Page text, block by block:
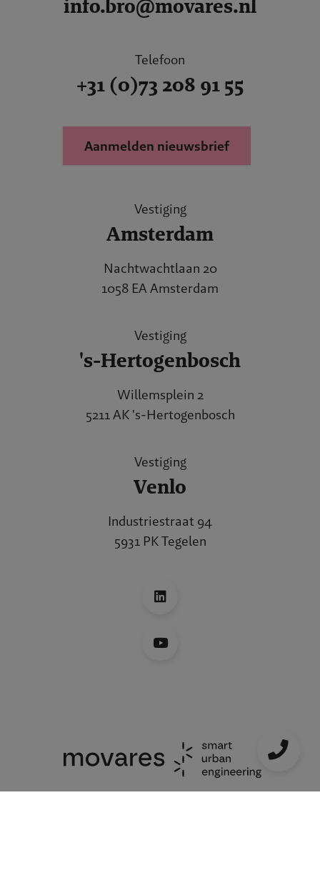
info.bro@movares.nl
Telefoon
+31 (0)73 208 91 55
Aanmelden nieuwsbrief
Vestiging
Amsterdam
Nachtwachtlaan 20
1058 EA Amsterdam
Vestiging
's-Hertogenbosch
Willemsplein 2
5211 AK 's-Hertogenbosch
Vestiging
Venlo
Industriestraat 94
5931 PK Tegelen